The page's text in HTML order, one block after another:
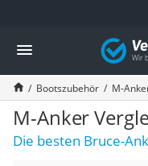
Die beliebtesten Vergleiche
Auto & Motor
Fahrradträger-
Fahrradträger
Fahrradträger
Fahrradträger 3 Fahrräder
Benzinkanister (20 l)
Vergleich
Bootszubehör M-
M-Anker
Die besten Bruce-